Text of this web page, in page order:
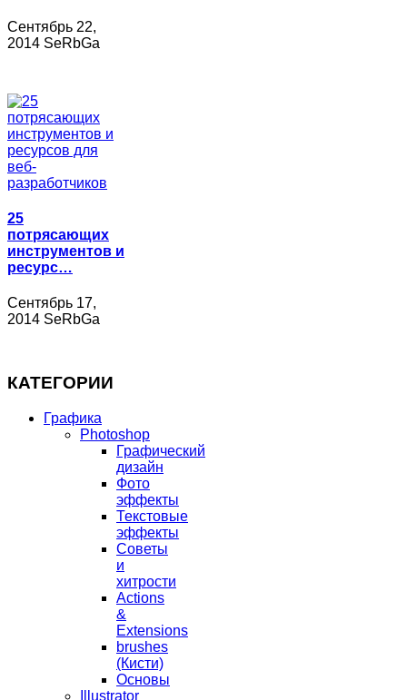
Сентябрь 22,
2014 SeRbGa
25
потрясающих
инструментов и
ресурс…
Сентябрь 17,
2014 SeRbGa
КАТЕГОРИИ
Графика
Photoshop
Графический
дизайн
Фото
эффекты
Текстовые
эффекты
Советы
и
хитрости
Actions
&
Extensions
brushes
(Кисти)
Основы
Illustrator